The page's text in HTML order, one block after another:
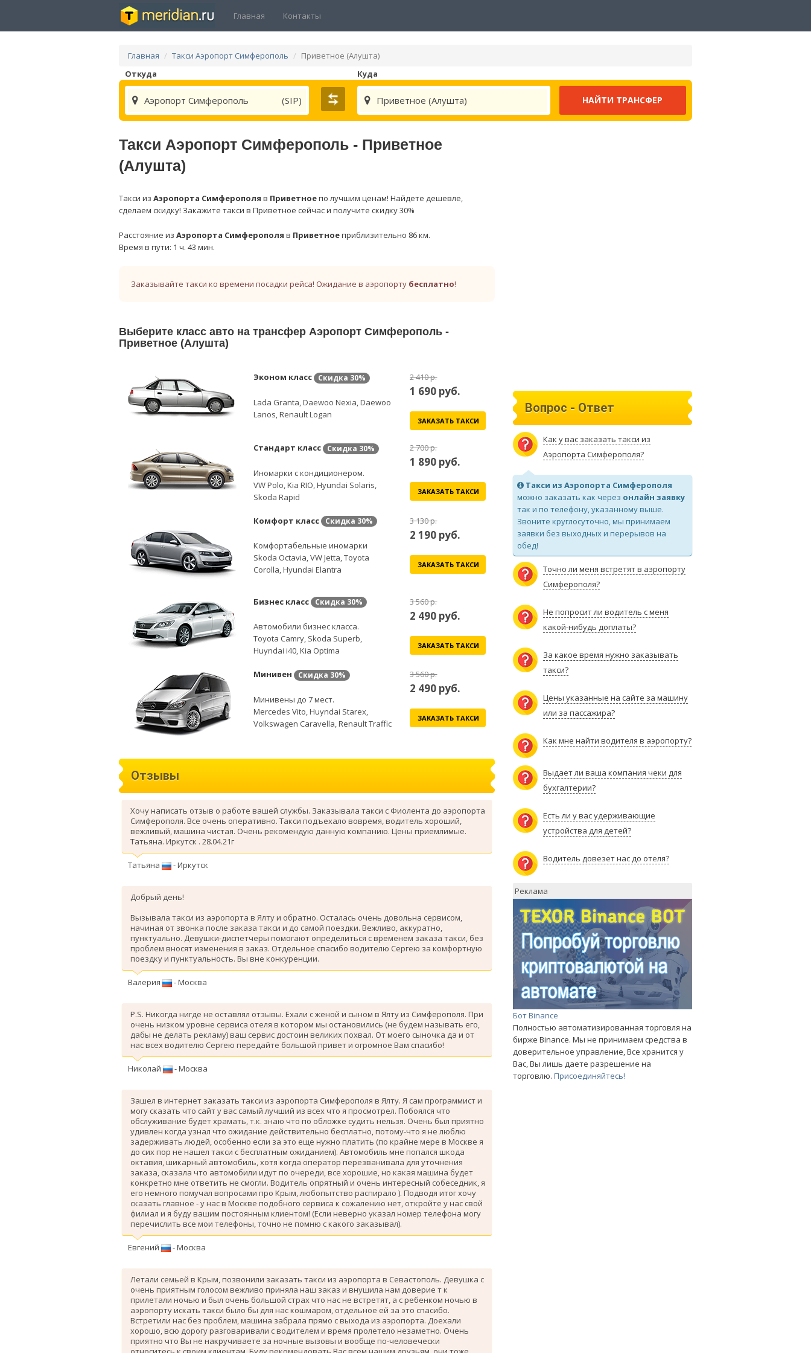
Главная Контакты
Главная Такси Аэропорт Симферополь
Приветное (Алушта)
Откуда
(SIP)
Аэропорт Симферополь
Куда
Приветное (Алушта)
Такси Аэропорт Симферополь - Приветное
(Алушта)
Такси из Аэропорта Симферополя в Приветноепо лучшим ценам! Найдете дешевле,
сделаем скидку! Закажите такси в Приветное сейчас и получите скидку 30%
Расстояние из Аэропорта Симферополя в Приветноеприблизительно 86 км.
Время в пути: 1 ч. 43 мин.
Заказывайте такси ко времени посадки рейса! Ожидание в аэропорту бесплатно!
Выберите класс авто на трансфер Аэропорт Симферополь -
Приветное (Алушта)
Эконом класс Скидка 30%
Lada Granta, Daewoo Nexia, Daewoo
Lanos, Renault Logan
2 410 р.
1 690 руб.
ЗАКАЗАТЬ ТАКСИ
Стандарт класс Скидка 30%
Иномарки с кондиционером.
VW Polo, Kia RIO, Hyundai Solaris,
Skoda Rapid
2 700 р.
1 890 руб.
ЗАКАЗАТЬ ТАКСИ
Комфорт класс Скидка 30%
Комфортабельные иномарки
Skoda Octavia, VW Jetta, Toyota
Corolla, Hyundai Elantra
3 130 р.
2 190 руб.
ЗАКАЗАТЬ ТАКСИ
Бизнес класс Скидка 30%
Автомобили бизнес класса.
Toyota Camry, Skoda Superb,
Huyndai i40, Kia Optima
3 560 р.
2 490 руб.
ЗАКАЗАТЬ ТАКСИ
Минивен Скидка 30%
Минивены до 7 мест.
Mercedes Vito, Huyndai Starex,
Volkswagen Caravella, Renault Traffic
3 560 р.
2 490 руб.
ЗАКАЗАТЬ ТАКСИ
Отзывы
Хочу написать отзыв о работе вашей службы. Заказывала такси с Фиолента до аэропорта
Симферополя. Все очень оперативно. Такси подъехало вовремя, водитель хороший,
вежливый, машина чистая. Очень рекомендую данную компанию. Цены приемлимые.
Татьяна. Иркутск . 28.04.21г
Татьяна - Иркутск
Добрый день!
Вызывала такси из аэропорта в Ялту и обратно. Осталась очень довольна сервисом,
начиная от звонка после заказа такси и до самой поездки. Вежливо, аккуратно,
пунктуально. Девушки-диспетчеры помогают определиться с временем заказа такси, без
проблем вносят изменения в заказ. Отдельное спасибо водителю Сергею за комфортную
поездку и пунктуальность. Вы вне конкуренции.
Валерия - Москва
P.S. Никогда нигде не оставлял отзывы. Ехали с женой и сыном в Ялту из Симферополя. При
очень низком уровне сервиса отеля в котором мы остановились (не будем называть его,
дабы не делать рекламу) ваш сервис достоин великих похвал. От моего сыночка да и от
нас всех водителю Сергею передайте большой привет и огромное Вам спасибо!
Николай - Москва
Зашел в интернет заказать такси из аэропорта Симферополя в Ялту. Я сам программист и
могу сказать что сайт у вас самый лучший из всех что я просмотрел. Побоялся что
обслуживание будет храмать, т.к. знаю что по обложке судить нельзя. Очень был приятно
удивлен когда узнал что ожидание действительно бесплатно, потому-что я не люблю
задерживать людей, особенно если за это еще нужно платить (по крайне мере в Москве я
до сих пор не нашел такси с бесплатным ожиданием). Автомобиль мне попался шкода
октавия, шикарный автомобиль, хотя когда оператор перезванивала для уточнения
заказа, сказала что автомобили идут по очереди, все хорошие, но какая машина будет
конкретно мне ответить не смогли. Водитель опрятный и очень интересный собеседник, я
его немного помучал вопросами про Крым, любопытство распирало ). Подводя итог хочу
сказать главное - у нас в Москве подобного сервиса к сожалению нет, откройте у нас свой
филиал и я буду вашим постоянным клиентом! (Если неверно указал номер телефона могу
перечислить все мои телефоны, точно не помню с какого заказывал).
Евгений - Москва
Летали семьей в Крым, позвонили заказать такси из аэропорта в Севастополь. Девушка с
очень приятным голосом вежливо приняла наш заказ и внушила нам доверие т к
прилетали ночью и был очень большой страх что нас не встретят, а с ребенком ночью в
аэропорту искать такси было бы для нас кошмаром, отдельное ей за это спасибо.
Вcтретили нас без проблем, машина забрала прямо с выхода из аэропорта. Доехали
хорошо, всю дорогу разговаривали с водителем и время пролетело незаметно. Очень
приятно что Вы не накручиваете за ночные вызовы и вообще по-человечески
Вопрос - Ответ
Как у вас заказать такси из
Аэропорта Симферополя?
Такси из Аэропорта Симферополя
можно заказать как через онлайн заявку
так и по телефону, указанному выше.
Звоните круглосуточно, мы принимаем
заявки без выходных и перерывов на
обед!
Точно ли меня встретят в аэропорту
Симферополя?
Не попросит ли водитель с меня
какой-нибудь доплаты?
За какое время нужно заказывать
такси?
Цены указанные на сайте за машину
или за пассажира?
Как мне найти водителя в аэропорту?
Выдает ли ваша компания чеки для
бухгалтерии?
Есть ли у вас удерживающие
устройства для детей?
Водитель довезет нас до отеля?
Реклама
Бот Binance
Полностью автоматизированная торговля на
бирже Binance. Мы не принимаем средства в
доверительное управление, Все хранится у
Вас, Вы лишь даете разрешение на
торговлю.Присоединяйтесь!